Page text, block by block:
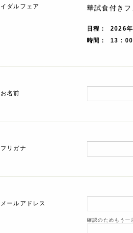
イダルフェア
華試食付きフ
日程
2026年
時間
13 : 00
お名前
フリガナ
メールアドレス
確認のためもう一